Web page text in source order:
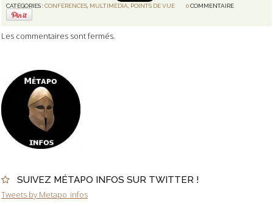
SUIVEZ MÉTAPO INFOS SUR TWITTER !
Tweets by Metapo_infos
CATÉGORIES :CONFÉRENCES MULTIMÉDIA POINTS DE VUE 0 COMMENTAIRE
Les commentaires sont fermés.